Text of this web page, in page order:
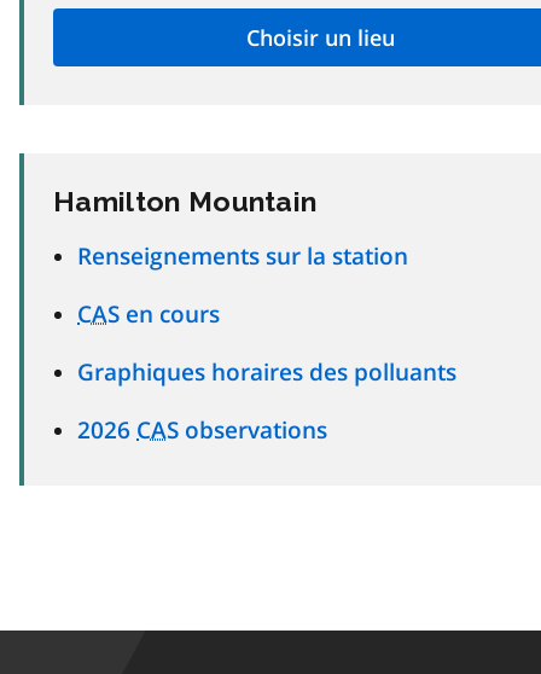
Hamilton Mountain
Renseignements sur la station
CAS en cours
Graphiques horaires des polluants
2026 CAS observations